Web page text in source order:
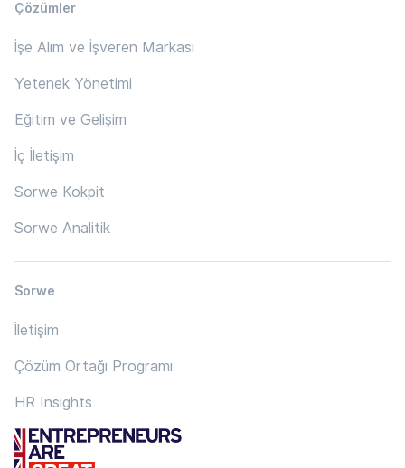
Çözümler
İşe Alım ve İşveren Markası
Yetenek Yönetimi
Eğitim ve Gelişim
İç İletişim
Sorwe Kokpit
Sorwe Analitik
Sorwe
İletişim
Çözüm Ortağı Programı
HR Insights